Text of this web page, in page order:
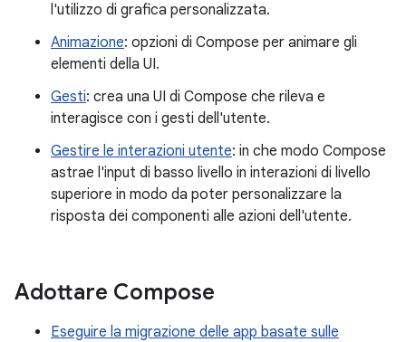
l'utilizzo di grafica personalizzata.
Animazione: opzioni di Compose per animare gli
elementi della UI.
Gesti: crea una UI di Compose che rileva e
interagisce con i gesti dell'utente.
Gestire le interazioni utente: in che modo Compose
astrae l'input di basso livello in interazioni di livello
superiore in modo da poter personalizzare la
risposta dei componenti alle azioni dell'utente.
Adottare Compose
Eseguire la migrazione delle app basate sulle